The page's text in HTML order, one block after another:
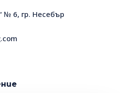
№ 6, гр. Несебър